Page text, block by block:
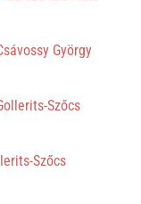
György
Szőcs
Szőcs